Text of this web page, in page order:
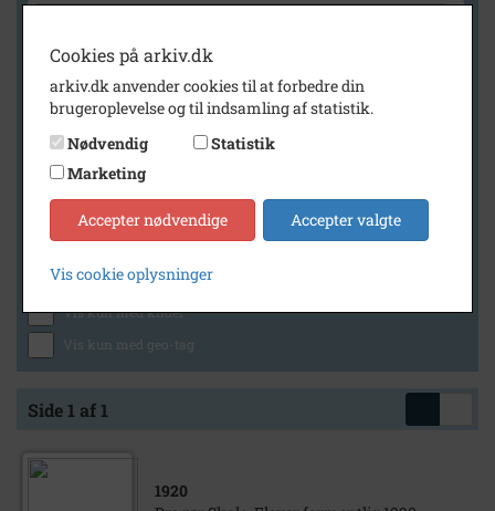
Geografi
Generelt
Vis kun med billeder
Vis kun med lydklip
Vis kun med kilder
Vis kun med geo-tag
Side 1 af 1
1920
Cookies på arkiv.dk
arkiv.dk anvender cookies til at forbedre din
brugeroplevelse og til indsamling af statistik.
Nødvendig
Statistik
Marketing
Accepter nødvendige Accepter valgte
Vis cookie oplysninger